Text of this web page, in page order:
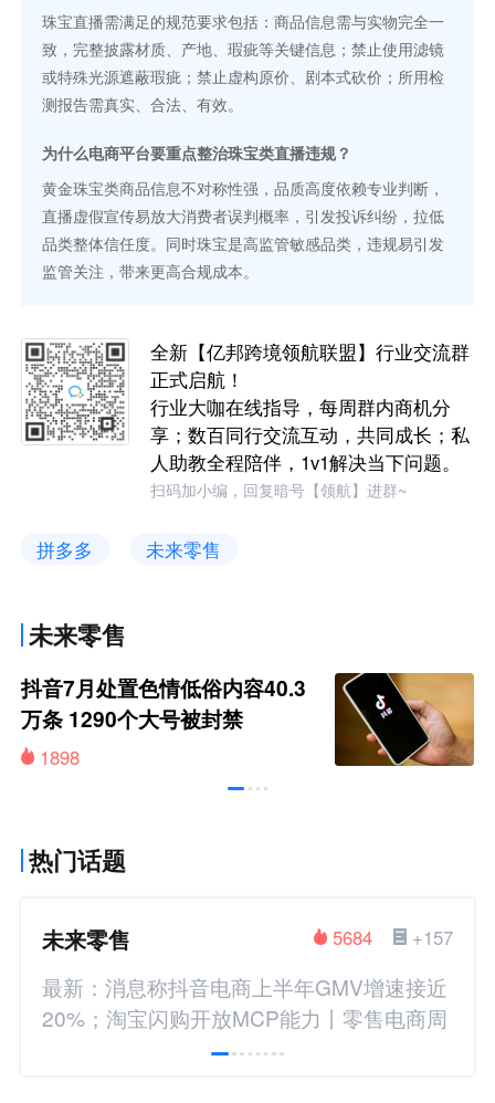
珠宝直播需满足的规范要求包括：商品信息需与实物完全一
致，完整披露材质、产地、瑕疵等关键信息；禁止使用滤镜
或特殊光源遮蔽瑕疵；禁止虚构原价、剧本式砍价；所用检
测报告需真实、合法、有效。
为什么电商平台要重点整治珠宝类直播违规？
黄金珠宝类商品信息不对称性强，品质高度依赖专业判断，
直播虚假宣传易放大消费者误判概率，引发投诉纠纷，拉低
品类整体信任度。同时珠宝是高监管敏感品类，违规易引发
监管关注，带来更高合规成本。
全新【亿邦跨境领航联盟】行业交流群
正式启航！
行业大咖在线指导，每周群内商机分
享；数百同行交流互动，共同成长；私
人助教全程陪伴，1v1解决当下问题。
扫码加小编，回复暗号【领航】进群~
拼多多 未来零售
未来零售
抖音7月处置色情低俗内容40.3
万条 1290个大号被封禁
1898
热门话题
未来零售 +157
5684
最新：消息称抖音电商上半年GMV增速接近
20%；淘宝闪购开放MCP能力丨零售电商周